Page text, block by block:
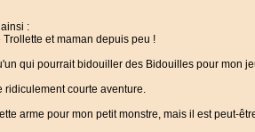
:
et maman depuis peu !
qui pourrait bidouiller des Bidouilles pour mon
ridiculement courte aventure.
arme pour mon petit monstre, mais il est peut-